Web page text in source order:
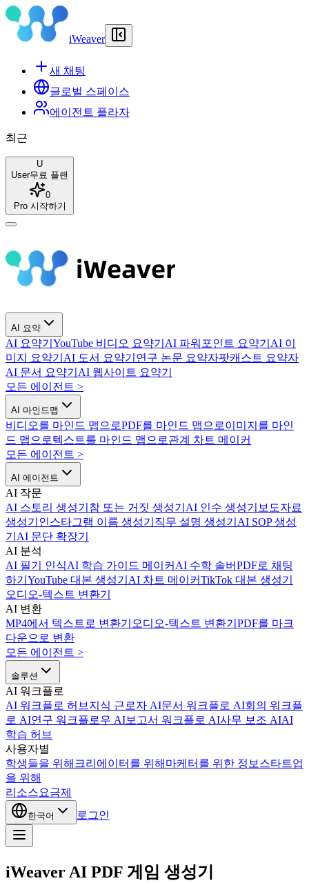
iWeaver
새 채팅
글로벌 스페이스
에이전트 플라자
최근
U
User무료 플랜
0
Pro 시작하기
AI 요약
AI 요약기 YouTube 비디오 요약기 AI 파워포인트 요약기 AI 이
미지 요약기 AI 도서 요약기 연구 논문 요약자팟캐스트 요약자
AI 문서 요약기 AI 웹사이트 요약기
모든 에이전트 >
AI 마인드맵
비디오를 마인드 맵으로PDF를 마인드 맵으로이미지를 마인
드 맵으로텍스트를 마인드 맵으로관계 차트 메이커
모든 에이전트 >
AI 에이전트
AI 작문
AI 스토리 생성기 참 또는 거짓 생성기 AI 인수 생성기 보도자료
생성기 인스타그램 이름 생성기 직무 설명 생성기 AI SOP 생성
기 AI 문단 확장기
AI 분석
AI 필기 인식AI 학습 가이드 메이커 AI 수학 솔버PDF로 채팅
하기 YouTube 대본 생성기 AI 차트 메이커TikTok 대본 생성기
오디오-텍스트 변환기
AI 변환
MP4에서 텍스트로 변환기 오디오-텍스트 변환기 PDF를 마크
다운으로 변환
모든 에이전트 >
솔루션
AI 워크플로
AI 워크플로 허브 지식 근로자 AI문서 워크플로 AI회의 워크플
로 AI연구 워크플로우 AI보고서 워크플로 AI사무 보조 AIAI
학습 허브
사용자별
학생들을 위해 크리에이터를 위해 마케터를 위한 정보 스타트업
을 위해
리소스요금제
한국어 로그인
iWeaver AI PDF 게임 생성기